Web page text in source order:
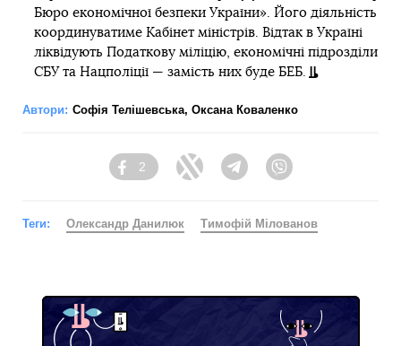
Бюро економічної безпеки України». Його діяльність
координуватиме Кабінет міністрів. Відтак в Україні
ліквідують Податкову міліцію, економічнi підрозділи
СБУ та Нацполіції — замість них буде БЕБ.
Автори: Софія Телішевська, Оксана Коваленко
Facebook
2
Twitter TelegramViber
Теги: Олександр Данилюк Тимофій Мілованов